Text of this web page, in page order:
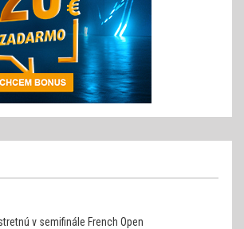
v semifinále French Open